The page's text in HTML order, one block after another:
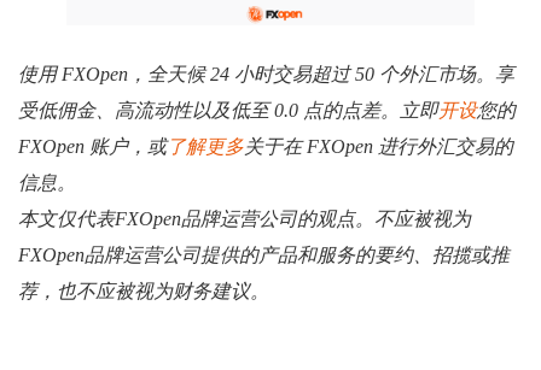
使用 FXOpen，全天候 24 小时交易超过 50 个外汇市场。享
受低佣金、高流动性以及低至 0.0 点的点差。立即开设您的
FXOpen 账户，或了解更多关于在 FXOpen 进行外汇交易的
信息。
本文仅代表FXOpen品牌运营公司的观点。不应被视为
FXOpen品牌运营公司提供的产品和服务的要约、招揽或推
荐，也不应被视为财务建议。